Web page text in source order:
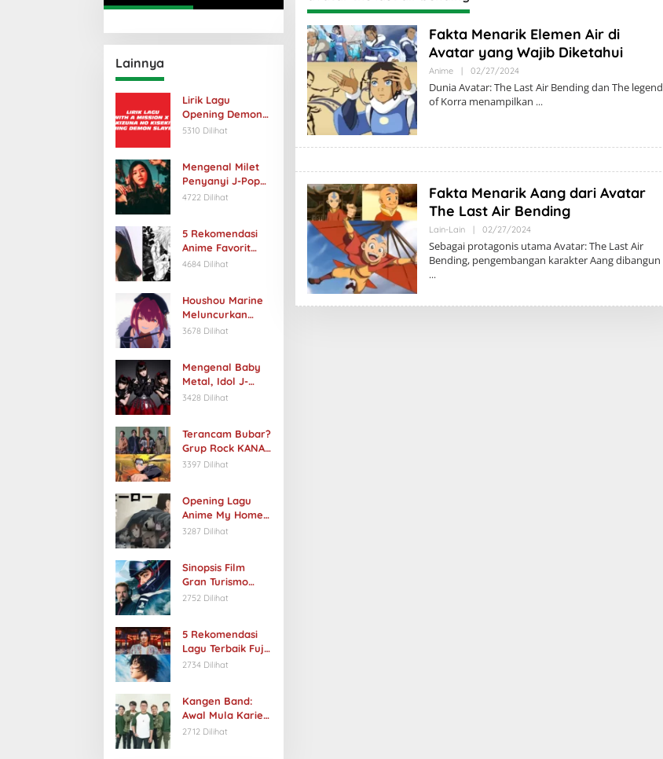
Lainnya
Lirik Lagu
Opening Demon
Slayer S3
5310 Dilihat
Mengenal Milet
Penyanyi J-Pop
dengan Suara
4722 Dilihat
5 Rekomendasi
Anime Favorit
Kpop Idol yang
4684 Dilihat
Houshou Marine
Meluncurkan
Video Musik
3678 Dilihat
Mengenal Baby
Metal, Idol J-
Rock Asal Jepang
3428 Dilihat
Terancam Bubar?
Grup Rock KANA-
BOON Hiatus, 2
3397 Dilihat
Opening Lagu
Anime My Home
Hero Berjudul Ai
3287 Dilihat
Sinopsis Film
Gran Turismo
2023:
Menjadi
Pembalap Mobil
Profesional
2752 Dilihat
5 Rekomendasi
Lagu Terbaik Fujii
Kaze
2734 Dilihat
Kangen Band:
Awal Mula Karier
dan Popularitas
2712 Dilihat
Fakta Menarik Elemen Air di
Avatar yang Wajib Diketahui
Anime 02/27/2024Oleh
Nidaunnisa
Dunia Avatar: The Last Air Bending dan The legend
of Korra menampilkan
Fakta Menarik Aang dari Avatar
The Last Air Bending
Lain-Lain 02/27/2024Oleh
Nidaunnisa
Sebagai protagonis utama Avatar: The Last Air
Bending, pengembangan karakter Aang dibangun